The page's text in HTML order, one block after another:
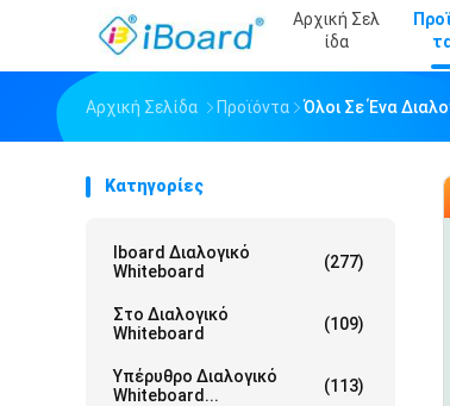
Αρχική Σελ
Ίδα
Αρχική Σελίδα Προϊόντα Όλοι Σε Ένα
Κατηγορίες
Iboard Διαλογικό
Whiteboard
(277)
Στο Διαλογικό
Whiteboard
(109)
Υπέρυθρο Διαλογικό
Whiteboard...
(113)